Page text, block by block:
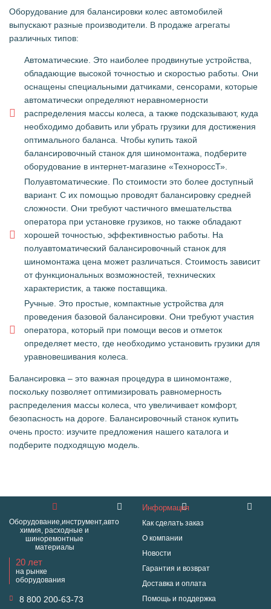
Оборудование для балансировки колес автомобилей
выпускают разные производители. В продаже агрегаты
различных типов:
Автоматические. Это наиболее продвинутые устройства,
обладающие высокой точностью и скоростью работы. Они
оснащены специальными датчиками, сенсорами, которые
автоматически определяют неравномерности
распределения массы колеса, а также подсказывают, куда
необходимо добавить или убрать грузики для достижения
оптимального баланса. Чтобы купить такой
балансировочный станок для шиномонтажа, подберите
оборудование в интернет-магазине «ТехнороссТ».
Полуавтоматические. По стоимости это более доступный
вариант. С их помощью проводят балансировку средней
сложности. Они требуют частичного вмешательства
оператора при установке грузиков, но также обладают
хорошей точностью, эффективностью работы. На
полуавтоматический балансировочный станок для
шиномонтажа цена может различаться. Стоимость зависит
от функциональных возможностей, технических
характеристик, а также поставщика.
Ручные. Это простые, компактные устройства для
проведения базовой балансировки. Они требуют участия
оператора, который при помощи весов и отметок
определяет место, где необходимо установить грузики для
уравновешивания колеса.
Балансировка – это важная процедура в шиномонтаже,
поскольку позволяет оптимизировать равномерность
распределения массы колеса, что увеличивает комфорт,
безопасность на дороге. Балансировочный станок купить
очень просто: изучите предложения нашего каталога и
подберите подходящую модель.
Оборудование,инструмент,авто
химия, расходные и
шиноремонтные
материалы
20 лет
на рынке
оборудования
8 800 200-63-73
Информация
Как сделать заказ
О компании
Новости
Гарантия и возврат
Доставка и оплата
Помощь и поддержка